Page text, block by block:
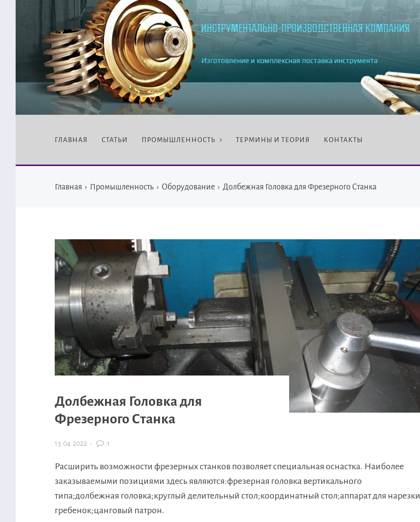
ГЛАВНАЯ СТАТЬИ ПРОМЫШЛЕННОСТЬ ТЕРМИНЫ И ТЕОРИЯ КОНТАКТЫ
Главная › Промышленность › Оборудование › Долбежная Головка для Фрезерного Станка
Долбежная Головка для
Фрезерного Станка
13.04.2022 · 1
Расширить возможности фрезерных станков позволяет специальная оснастка. Наиболее
заказываемыми позициями здесь являются:фрезерная головка вертикального
типа;долбежная головка;круглый делительный стол;координатный стол;аппарат для нарезки
гребенок;цанговый патрон.